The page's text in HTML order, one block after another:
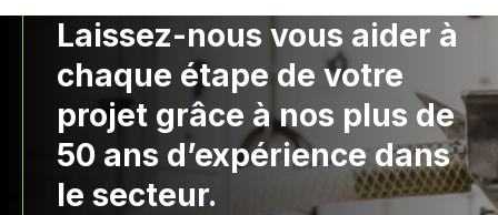
Laissez-nous vous aider à
chaque étape de votre
projet grâce à nos plus de
50 ans d’expérience dans
le secteur.